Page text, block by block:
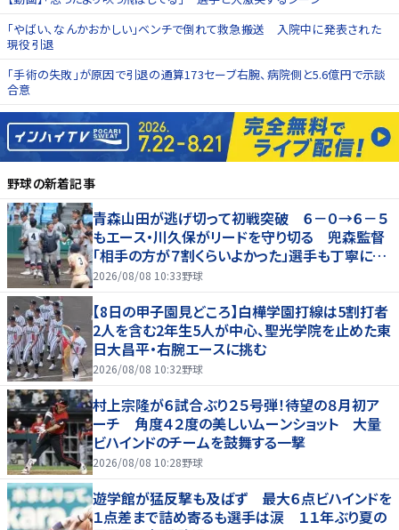
「やばい、なんかおかしい」ベンチで倒れて救急搬送 入院中に発表された
現役引退
「手術の失敗」が原因で引退の通算173セーブ右腕、病院側と5.6億円で示談
合意
野球の新着記事
青森山田が逃げ切って初戦突破 ６－０→６－５
もエース・川久保がリードを守り切る 兜森監督
「相手の方が７割くらいよかった」選手も丁寧に遊
学館ベンチへ一礼
2026/08/08 10:33野球
【8日の甲子園見どころ】白樺学園打線は5割打者
2人を含む2年生5人が中心、聖光学院を止めた東
日大昌平・右腕エースに挑む
2026/08/08 10:32野球
村上宗隆が６試合ぶり２５号弾！待望の８月初ア
ーチ 角度４２度の美しいムーンショット 大量
ビハインドのチームを鼓舞する一撃
2026/08/08 10:28野球
遊学館が猛反撃も及ばず 最大６点ビハインドを
１点差まで詰め寄るも選手は涙 １１年ぶり夏の